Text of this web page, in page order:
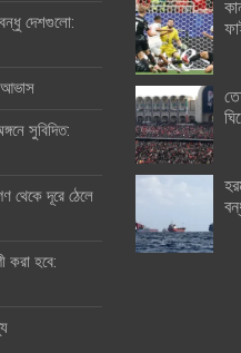
বন্ধু দেশগুলো:
আভাস
সুবিদিত:
থেকে দূরে ঠেলে
করা হবে: